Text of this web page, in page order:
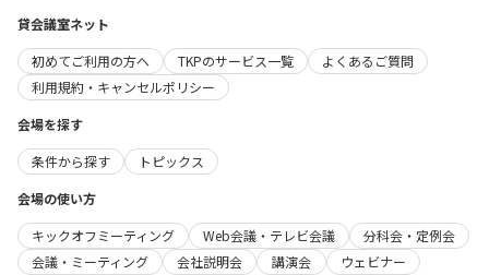
貸会議室ネット
初めてご利用の方へ
TKPのサービス一覧
よくあるご質問
利用規約・キャンセルポリシー
会場を探す
条件から探す
トピックス
会場の使い方
キックオフミーティング
Web会議・テレビ会議
分科会・定例会
会議・ミーティング
会社説明会 講演会
ウェビナー